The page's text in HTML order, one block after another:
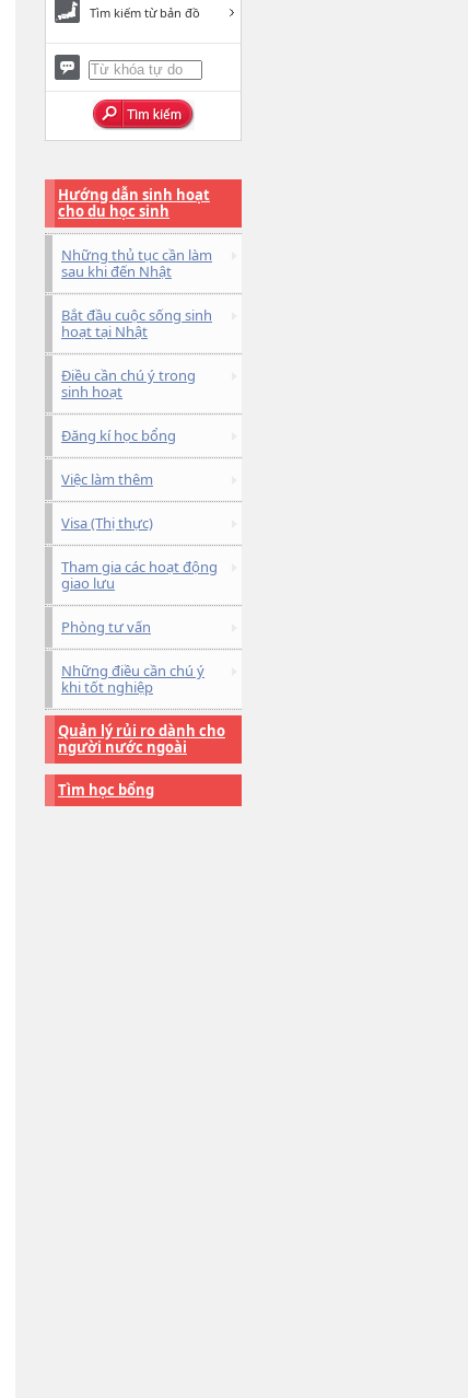
Tìm kiếm từ bản đồ
Hướng dẫn sinh hoạt
cho du học sinh
Những thủ tục cần làm
sau khi đến Nhật
Bắt đầu cuộc sống sinh
hoạt tại Nhật
Điều cần chú ý trong
sinh hoạt
Đăng kí học bổng
Việc làm thêm
Visa (Thị thực)
Tham gia các hoạt động
giao lưu
Phòng tư vấn
Những điều cần chú ý
khi tốt nghiệp
Quản lý rủi ro dành cho
người nước ngoài
Tìm học bổng